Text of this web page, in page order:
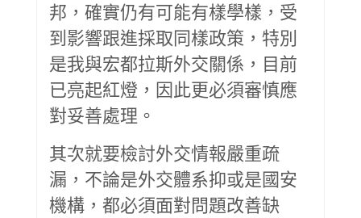
邦，確實仍有可能有樣學樣，受
到影響跟進採取同樣政策，特別
是我與宏都拉斯外交關係，目前
已亮起紅燈，因此更必須審慎應
對妥善處理。
其次就要檢討外交情報嚴重疏
漏，不論是外交體系抑或是國安
機構，都必須面對問題改善缺